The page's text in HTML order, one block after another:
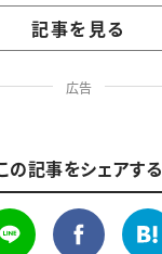
記事を見る
広告
の記事をシェアする